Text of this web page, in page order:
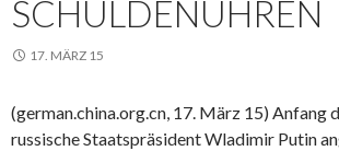
SCHULDENUHREN
17. MÄRZ 15
(german.china.org.cn, 17. März 15) Anfang
russische Staatspräsident Wladimir Putin